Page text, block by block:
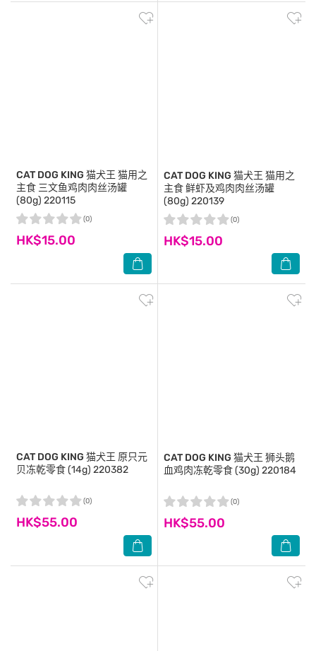
CAT DOG KING 猫犬王 猫用之
主食 三文鱼鸡肉肉丝汤罐
(80g) 220115
HK$15.00
(0)
CAT DOG KING 猫犬王 猫用之
主食 鲜虾及鸡肉肉丝汤罐
(80g) 220139
HK$15.00
(0)
CAT DOG KING 猫犬王 原只元
贝冻乾零食 (14g) 220382
HK$55.00
(0)
CAT DOG KING 猫犬王 狮头鹅
血鸡肉冻乾零食 (30g) 220184
HK$55.00
(0)